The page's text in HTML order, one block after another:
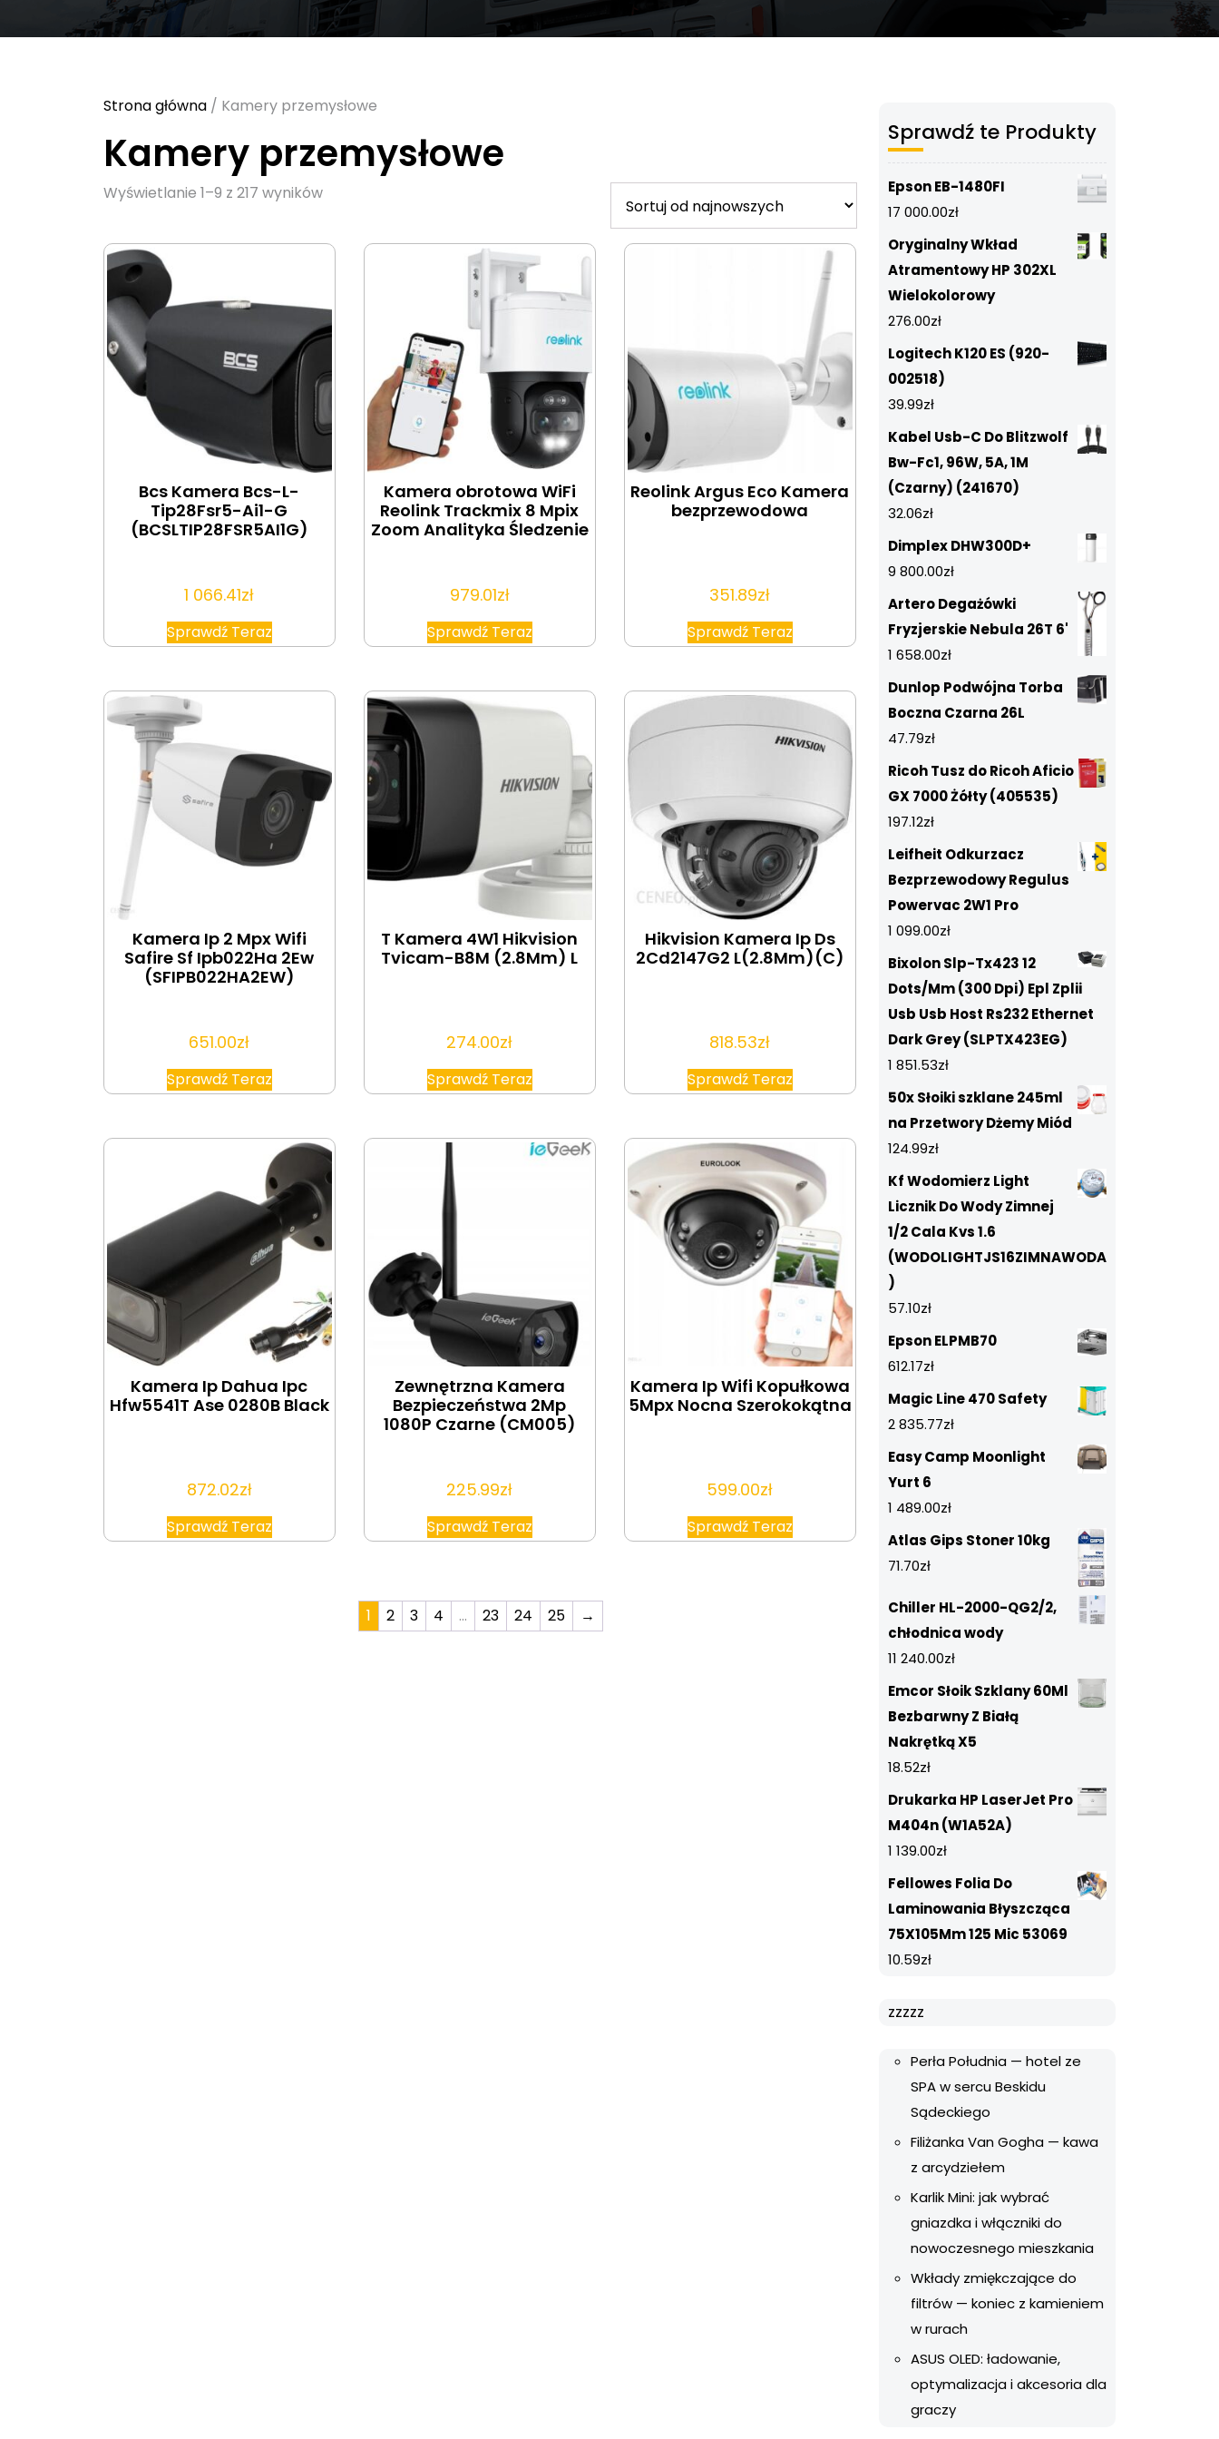
Strona główna / Kamery przemysłowe
Kamery przemysłowe
Wyświetlanie 1–9 z 217 wynikówSorted
Bcs Kamera Bcs-L-
Tip28Fsr5-Ai1-G
(BCSLTIP28FSR5AI1G)
1 066.41zł
Sprawdź Teraz
Kamera obrotowa WiFi
Reolink Trackmix 8 Mpix
Zoom Analityka Śledzenie
979.01zł
Sprawdź Teraz
Reolink Argus Eco Kamera
bezprzewodowa
351.89zł
Sprawdź Teraz
Kamera Ip 2 Mpx Wifi
Safire Sf Ipb022Ha 2Ew
(SFIPB022HA2EW)
651.00zł
Sprawdź Teraz
T Kamera 4W1 Hikvision
Tvicam-B8M (2.8Mm) L
274.00zł
Sprawdź Teraz
Hikvision Kamera Ip Ds
2Cd2147G2 L(2.8Mm)(C)
818.53zł
Sprawdź Teraz
Kamera Ip Dahua Ipc
Hfw5541T Ase 0280B Black
872.02zł
Sprawdź Teraz
Zewnętrzna Kamera
Bezpieczeństwa 2Mp
1080P Czarne (CM005)
225.99zł
Sprawdź Teraz
Kamera Ip Wifi Kopułkowa
5Mpx Nocna Szerokokątna
599.00zł
Sprawdź Teraz
1 2 3 4 … 23 24 25 →
Sprawdź te Produkty
Epson EB-1480FI
17 000.00zł
Oryginalny Wkład
Atramentowy HP 302XL
Wielokolorowy
276.00zł
Logitech K120 ES (920-
002518)
39.99zł
Kabel Usb-C Do Blitzwolf
Bw-Fc1, 96W, 5A, 1M
(Czarny) (241670)
32.06zł
Dimplex DHW300D+
9 800.00zł
Artero Degażówki
Fryzjerskie Nebula 26T 6'
1 658.00zł
Dunlop Podwójna Torba
Boczna Czarna 26L
47.79zł
Ricoh Tusz do Ricoh Aficio
GX 7000 Żółty (405535)
197.12zł
Leifheit Odkurzacz
Bezprzewodowy Regulus
Powervac 2W1 Pro
1 099.00zł
Bixolon Slp-Tx423 12
Dots/Mm (300 Dpi) Epl Zplii
Usb Usb Host Rs232 Ethernet
Dark Grey (SLPTX423EG)
1 851.53zł
50x Słoiki szklane 245ml
na Przetwory Dżemy Miód
124.99zł
Kf Wodomierz Light
Licznik Do Wody Zimnej
1/2 Cala Kvs 1.6
(WODOLIGHTJS16ZIMNAWODA
)
57.10zł
Epson ELPMB70
612.17zł
Magic Line 470 Safety
2 835.77zł
Easy Camp Moonlight
Yurt 6
1 489.00zł
Atlas Gips Stoner 10kg
71.70zł
Chiller HL-2000-QG2/2,
chłodnica wody
11 240.00zł
Emcor Słoik Szklany 60Ml
Bezbarwny Z Białą
Nakrętką X5
18.52zł
Drukarka HP LaserJet Pro
M404n (W1A52A)
1 139.00zł
Fellowes Folia Do
Laminowania Błyszcząca
75X105Mm 125 Mic 53069
10.59zł
zzzzz
Perła Południa — hotel ze
SPA w sercu Beskidu
Sądeckiego
Filiżanka Van Gogha — kawa
z arcydziełem
Karlik Mini: jak wybrać
gniazdka i włączniki do
nowoczesnego mieszkania
Wkłady zmiękczające do
filtrów — koniec z kamieniem
w rurach
ASUS OLED: ładowanie,
optymalizacja i akcesoria dla
graczy